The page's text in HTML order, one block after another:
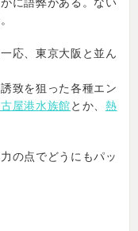
応、東京大阪と並ん
致を狙った各種エン
屋港水族館とか、 熱
の点でどうにもパッ